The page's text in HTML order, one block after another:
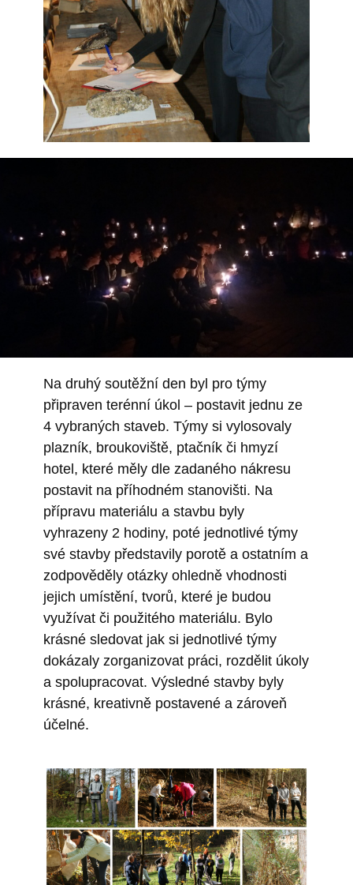
Na druhý soutěžní den byl pro týmy
připraven terénní úkol – postavit jednu ze
4 vybraných staveb. Týmy si vylosovaly
plazník, broukoviště, ptačník či hmyzí
hotel, které měly dle zadaného nákresu
postavit na příhodném stanovišti. Na
přípravu materiálu a stavbu byly
vyhrazeny 2 hodiny, poté jednotlivé týmy
své stavby představily porotě a ostatním a
zodpověděly otázky ohledně vhodnosti
jejich umístění, tvorů, které je budou
využívat či použitého materiálu. Bylo
krásné sledovat jak si jednotlivé týmy
dokázaly zorganizovat práci, rozdělit úkoly
a spolupracovat. Výsledné stavby byly
krásné, kreativně postavené a zároveň
účelné.